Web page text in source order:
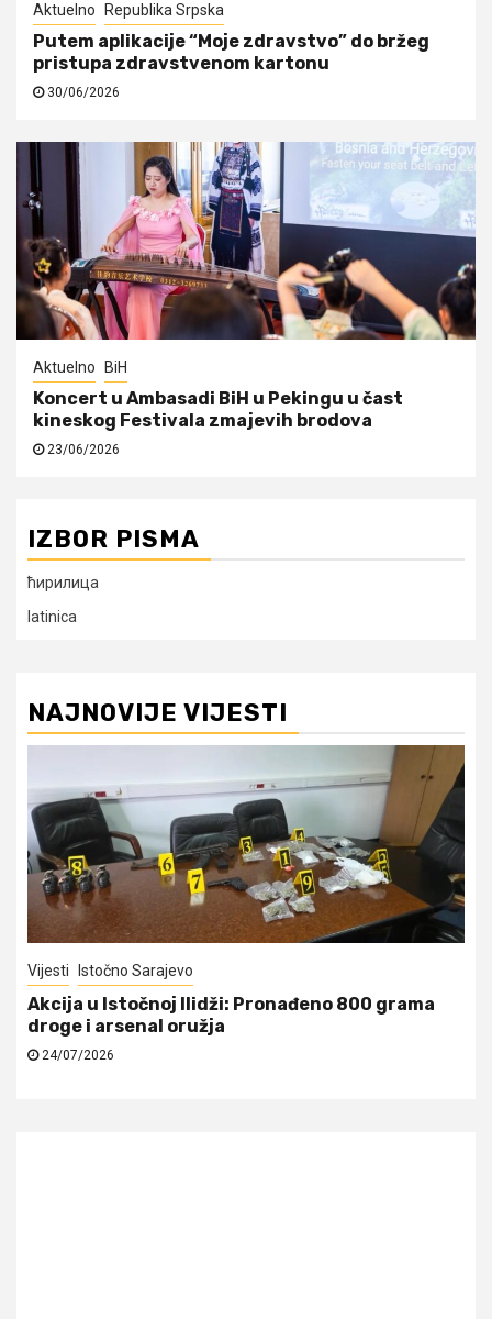
Aktuelno Republika Srpska
Putem aplikacije “Moje zdravstvo” do bržeg
pristupa zdravstvenom kartonu
30/06/2026
Aktuelno BiH
Koncert u Ambasadi BiH u Pekingu u čast
kineskog Festivala zmajevih brodova
23/06/2026
IZBOR PISMA
ћирилица
latinica
NAJNOVIJE VIJESTI
Vijesti Istočno Sarajevo
Akcija u Istočnoj Ilidži: Pronađeno 800 grama
droge i arsenal oružja
24/07/2026